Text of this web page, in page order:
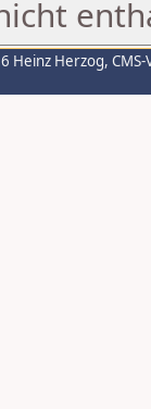
Heinz Herzog,